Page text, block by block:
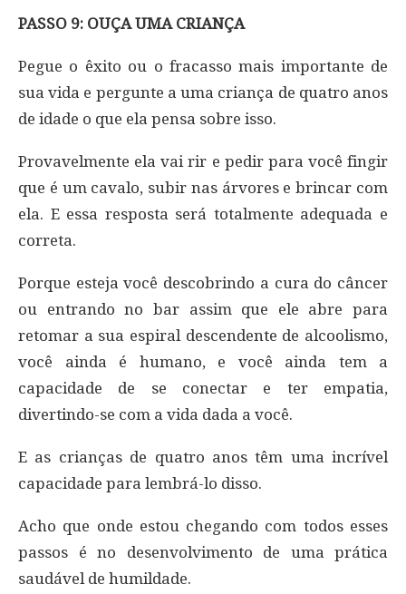
PASSO 9: OUÇA UMA CRIANÇA
Pegue o êxito ou o fracasso mais importante de
sua vida e pergunte a uma criança de quatro anos
de idade o que ela pensa sobre isso.
Provavelmente ela vai rir e pedir para você fingir
que é um cavalo, subir nas árvores e brincar com
ela. E essa resposta será totalmente adequada e
correta.
Porque esteja você descobrindo a cura do câncer
ou entrando no bar assim que ele abre para
retomar a sua espiral descendente de alcoolismo,
você ainda é humano, e você ainda tem a
capacidade de se conectar e ter empatia,
divertindo-se com a vida dada a você.
E as crianças de quatro anos têm uma incrível
capacidade para lembrá-lo disso.
Acho que onde estou chegando com todos esses
passos é no desenvolvimento de uma prática
saudável de humildade.